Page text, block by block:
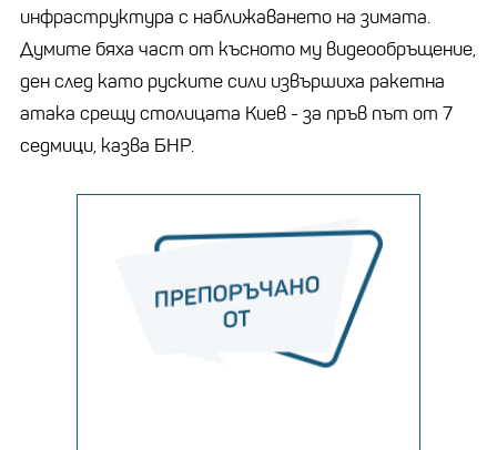
инфраструктура с наближаването на зимата.
Думите бяха част от късното му видеообръщение,
ден след като руските сили извършиха ракетна
атака срещу столицата Киев - за пръв път от 7
седмици, казва БНР.